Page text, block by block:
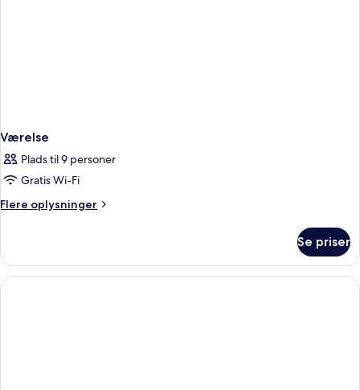
Værelse
Plads til 9 personer
Gratis Wi-Fi
Flere oplysninger
Flere
Se priser